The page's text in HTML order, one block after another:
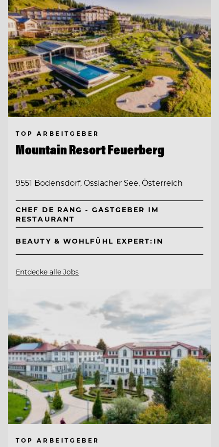
TOP ARBEITGEBER
Mountain Resort Feuerberg
9551 Bodensdorf, Ossiacher See, Österreich
CHEF DE RANG - GASTGEBER IM
RESTAURANT
BEAUTY & WOHLFÜHL EXPERT:IN
Entdecke alle Jobs
TOP ARBEITGEBER